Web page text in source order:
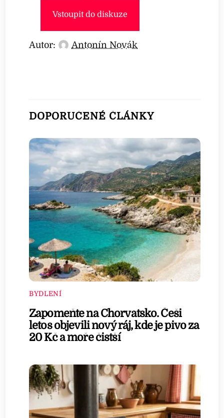
Vstoupit do diskuze
Autor: Antonín Novák
DOPORUČENÉ ČLÁNKY
BYDLENÍ
Zapomeňte na Chorvatsko. Češi
letos objevili nový ráj, kde je pivo za
20 Kč a moře čistší